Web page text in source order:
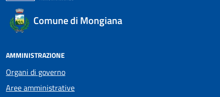
Comune di Mongiana
AMMINISTRAZIONE
Organi di governo
Aree amministrative